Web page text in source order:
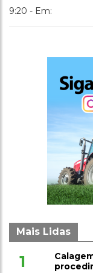
9:20 - Em:
Mais Lidas
1